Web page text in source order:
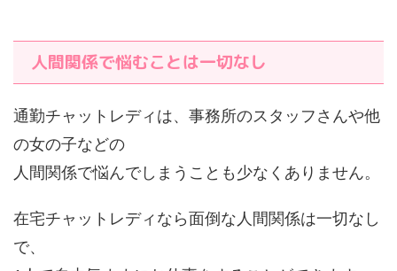
人間関係で悩むことは一切なし
通勤チャットレディは、事務所のスタッフさんや他
の女の子などの
人間関係で悩んでしまうことも少なくありません。
在宅チャットレディなら面倒な人間関係は一切なし
で、